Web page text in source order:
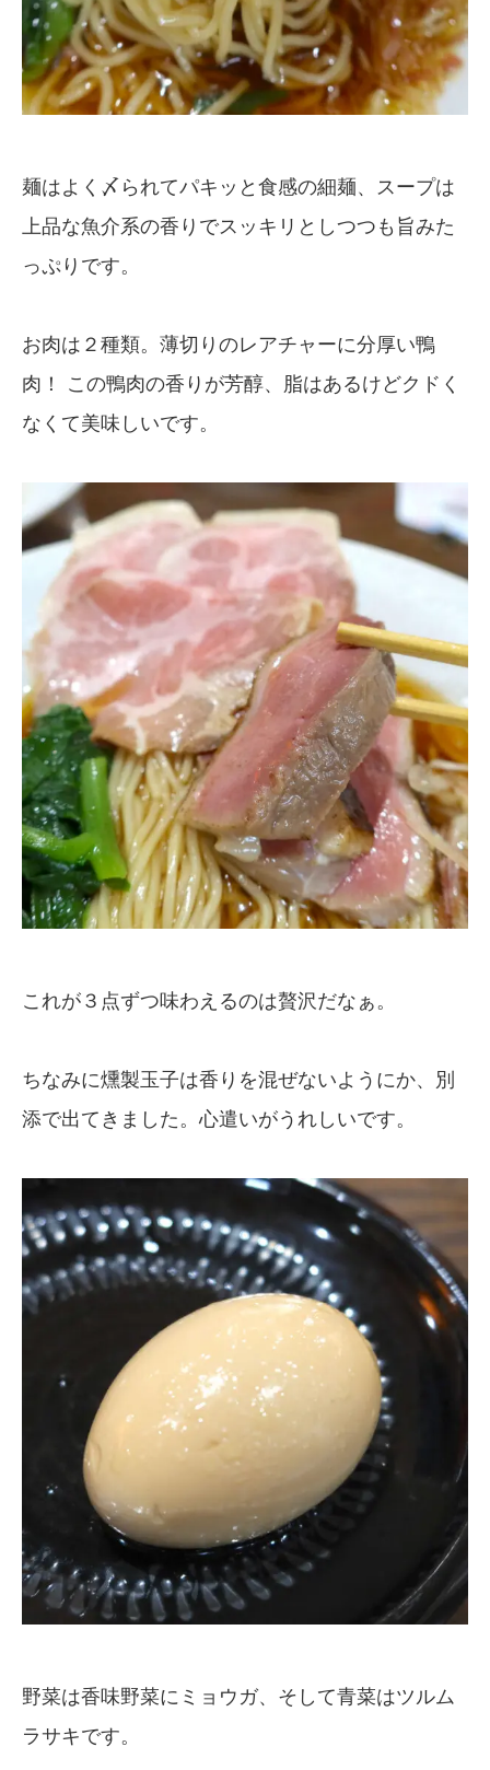
麺はよく〆られてパキッと食感の細麺、スープは
上品な魚介系の香りでスッキリとしつつも旨みた
っぷりです。
お肉は２種類。薄切りのレアチャーに分厚い鴨
肉！ この鴨肉の香りが芳醇、脂はあるけどクドく
なくて美味しいです。
これが３点ずつ味わえるのは贅沢だなぁ。
ちなみに燻製玉子は香りを混ぜないようにか、別
添で出てきました。心遣いがうれしいです。
野菜は香味野菜にミョウガ、そして青菜はツルム
ラサキです。